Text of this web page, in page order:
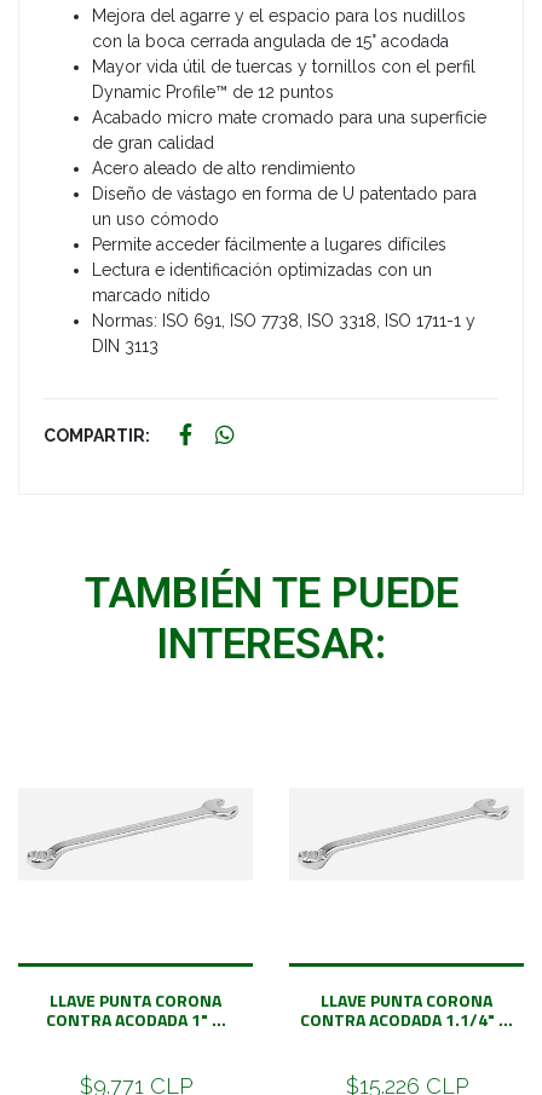
Mejora del agarre y el espacio para los nudillos
con la boca cerrada angulada de 15° acodada
Mayor vida útil de tuercas y tornillos con el perfil
Dynamic Profile™ de 12 puntos
Acabado micro mate cromado para una superficie
de gran calidad
Acero aleado de alto rendimiento
Diseño de vástago en forma de U patentado para
un uso cómodo
Permite acceder fácilmente a lugares difíciles
Lectura e identificación optimizadas con un
marcado nítido
Normas: ISO 691, ISO 7738, ISO 3318, ISO 1711-1 y
DIN 3113
COMPARTIR:
TAMBIÉN TE PUEDE
INTERESAR:
LLAVE PUNTA CORONA
CONTRA ACODADA 1" ...
$9.771 CLP
LLAVE PUNTA CORONA
CONTRA ACODADA 1.1/4" ...
$15.226 CLP